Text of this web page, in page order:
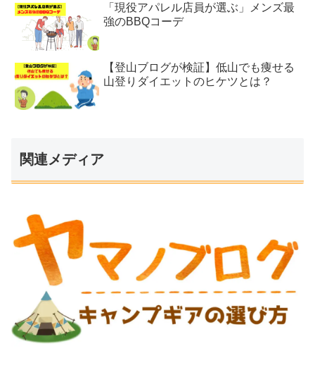
「現役アパレル店員が選ぶ」メンズ最
強のBBQコーデ
【登山ブログが検証】低山でも痩せる
山登りダイエットのヒケツとは？
関連メディア